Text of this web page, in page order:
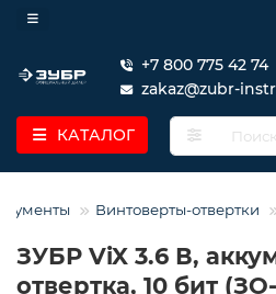
+7 800 775 42 74
zakaz@zubr-
КАТАЛОГ
Винтоверты-отвертки
ЗУБР ViX 3.6 В,
отвертка, 10 бит